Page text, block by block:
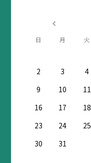
日 月 火
2
3 4
9
10 11
16
17 18
23
24 25
30
31